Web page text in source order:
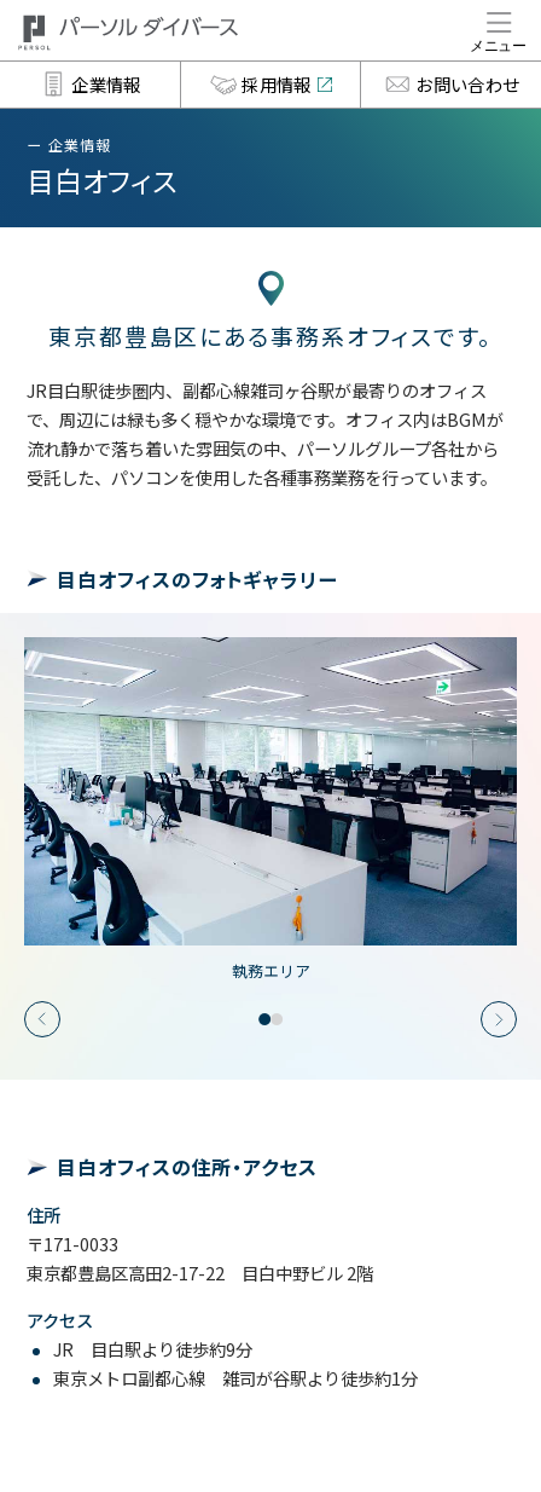
企業情報 採用情報 お問い合わせ
企業情報
目白オフィス
東京都豊島区にある事務系オフィスです。
JR目白駅徒歩圏内、副都心線雑司ヶ谷駅が最寄りのオフィス
で、周辺には緑も多く穏やかな環境です。オフィス内はBGMが
流れ静かで落ち着いた雰囲気の中、パーソルグループ各社から
受託した、パソコンを使用した各種事務業務を行っています。
目白オフィスのフォトギャラリー
執務エリア
目白オフィスの住所・アクセス
住所
〒171-0033
東京都豊島区高田2-17-22 目白中野ビル 2階
アクセス
JR 目白駅より徒歩約9分
東京メトロ副都心線 雑司が谷駅より徒歩約1分